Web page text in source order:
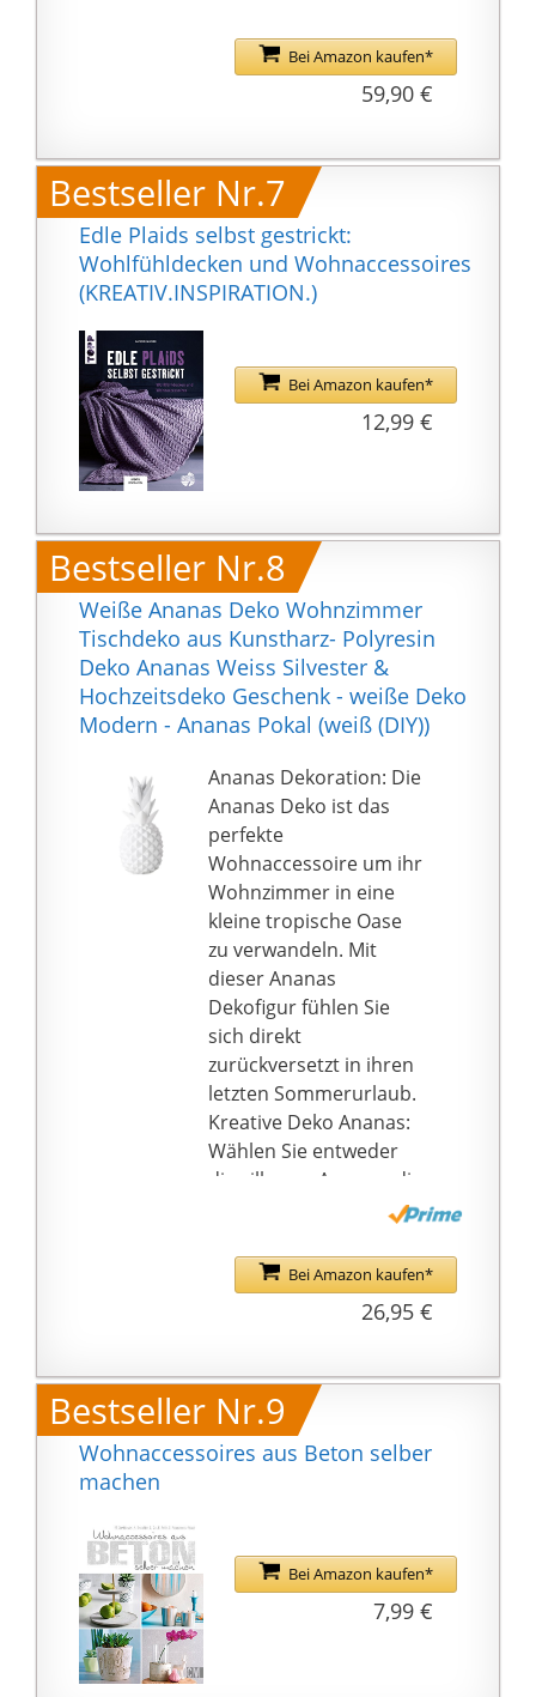
Bei Amazon kaufen*
59,90 €
Bestseller Nr.7
Edle Plaids selbst gestrickt:
Wohlfühldecken und Wohnaccessoires
(KREATIV.INSPIRATION.)
Bei Amazon kaufen*
12,99 €
Bestseller Nr.8
Weiße Ananas Deko Wohnzimmer
Tischdeko aus Kunstharz- Polyresin
Deko Ananas Weiss Silvester &
Hochzeitsdeko Geschenk - weiße Deko
Modern - Ananas Pokal (weiß (DIY))
Ananas Dekoration: Die
Ananas Deko ist das
perfekte
Wohnaccessoire um ihr
Wohnzimmer in eine
kleine tropische Oase
zu verwandeln. Mit
dieser Ananas
Dekofigur fühlen Sie
sich direkt
zurückversetzt in ihren
letzten Sommerurlaub.
Kreative Deko Ananas:
Wählen Sie entweder
die silberne Ananas, die
goldene Ananas oder
Wenn ihre
Wunschfarbe nicht
dabei ist, nutzen Sie
Ananas als DIY Version
zum selber ansprühen.
In der Beschreibung
finden Sie eine große
Sprühfarben.
Outdoor
Wohnaccessoires: Egal
Bei Amazon kaufen*
26,95 €
Bestseller Nr.9
Wohnaccessoires aus Beton selber
machen
Bei Amazon kaufen*
7,99 €